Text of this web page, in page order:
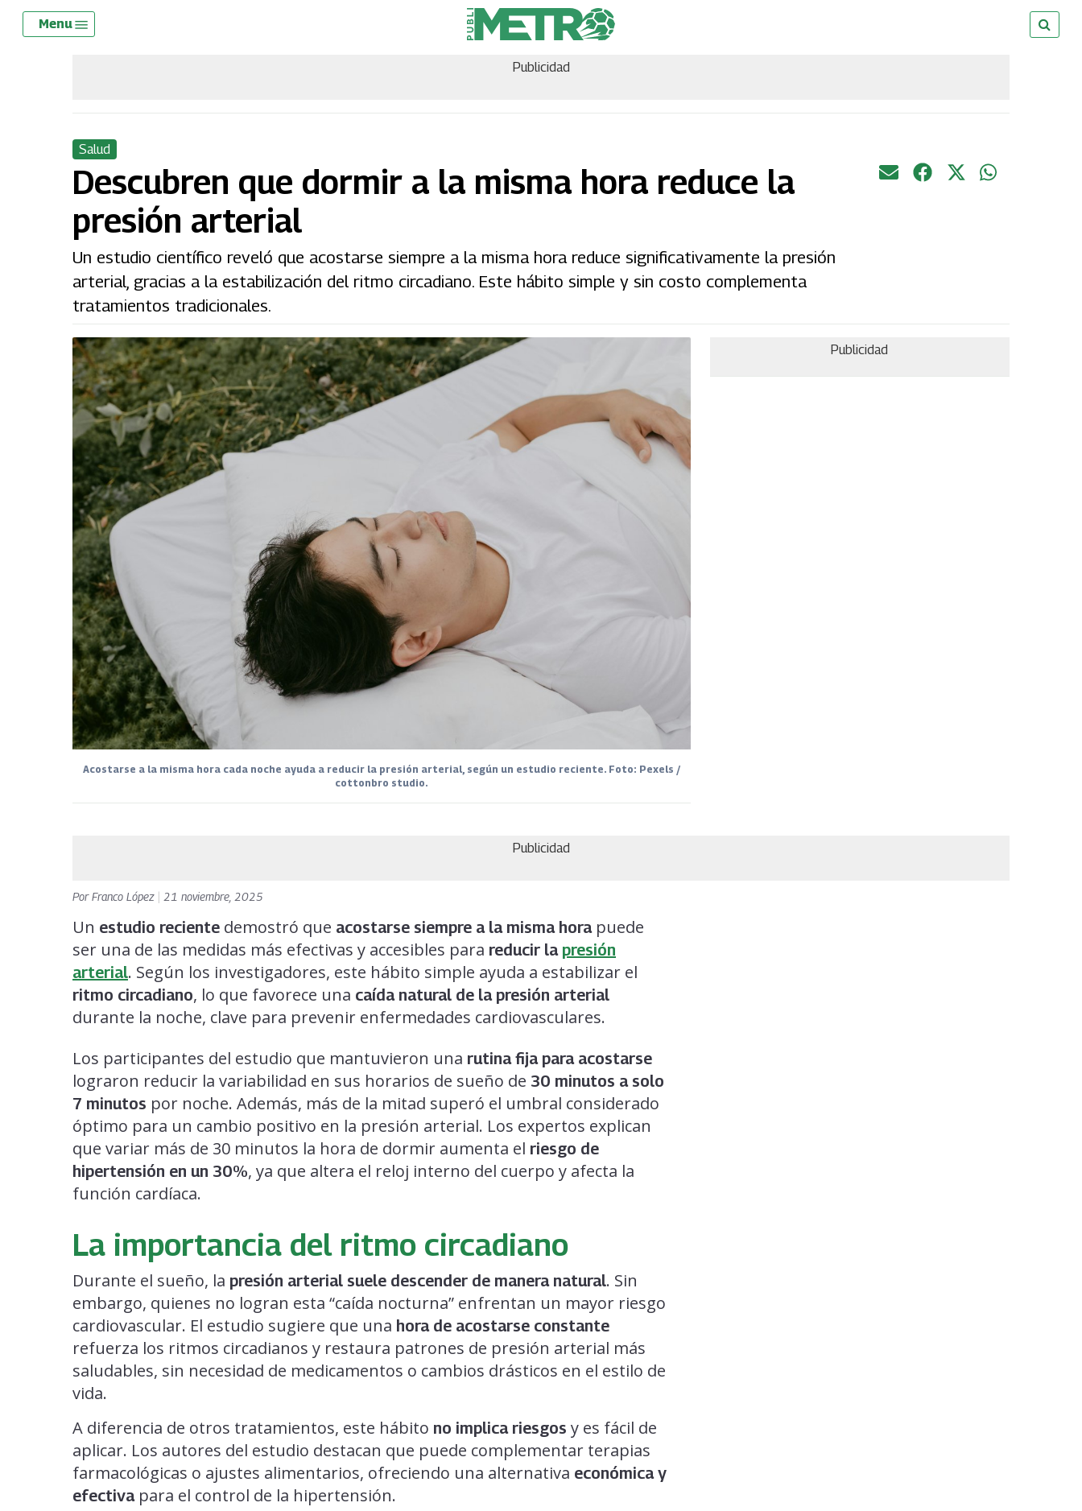
Skip
Menu
Publicidad
Salud
Descubren que dormir a la misma hora reduce la
presión arterial
Un estudio científico reveló que acostarse siempre a la misma hora reduce significativamente la presión
arterial, gracias a la estabilización del ritmo circadiano. Este hábito simple y sin costo complementa
tratamientos tradicionales.
Acostarse a la misma hora cada noche ayuda a reducir la presión arterial, según un estudio reciente. Foto: Pexels /
cottonbro studio.
Publicidad
Publicidad
PorFranco López 21 noviembre, 2025
Un estudio reciente demostró que acostarse siempre a la misma horapuede
ser una de las medidas más efectivas y accesibles para reducir la presión
arterial. Según los investigadores, este hábito simple ayuda a estabilizar el
ritmo circadiano, lo que favorece una caída natural de la presión arterial
durante la noche, clave para prevenir enfermedades cardiovasculares.
Los participantes del estudio que mantuvieron una rutina fija para acostarse
lograron reducir la variabilidad en sus horarios de sueño de 30 minutos a solo
7 minutos por noche. Además, más de la mitad superó el umbral considerado
óptimo para un cambio positivo en la presión arterial. Los expertos explican
que variar más de 30 minutos la hora de dormir aumenta el riesgo de
hipertensión en un 30%, ya que altera el reloj interno del cuerpo y afecta la
función cardíaca.
La importancia del ritmo circadiano
Durante el sueño, la presión arterial suele descender de manera natural. Sin
embargo, quienes no logran esta “caída nocturna” enfrentan un mayor riesgo
cardiovascular. El estudio sugiere que una hora de acostarse constante
refuerza los ritmos circadianos y restaura patrones de presión arterial más
saludables, sin necesidad de medicamentos o cambios drásticos en el estilo de
vida.
A diferencia de otros tratamientos, este hábito no implica riesgos y es fácil de
aplicar. Los autores del estudio destacan que puede complementar terapias
farmacológicas o ajustes alimentarios, ofreciendo una alternativa económica y
efectivapara el control de la hipertensión.
Menu